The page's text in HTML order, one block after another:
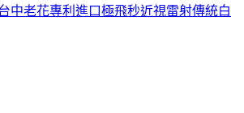
中老花專利進口極飛秒近視雷射傳統白